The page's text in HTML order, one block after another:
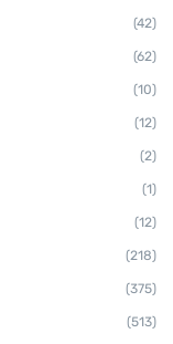
(42)
(62)
(10)
(12)
(2)
(1)
(12)
(218)
(375)
(513)